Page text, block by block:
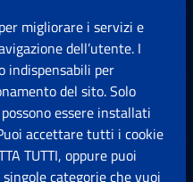
migliorare i servizi e
dell’utente. I
indispensabili per
del sito. Solo
essere installati
accettare tutti i cookie
TUTTI, oppure puoi
categorie che vuoi